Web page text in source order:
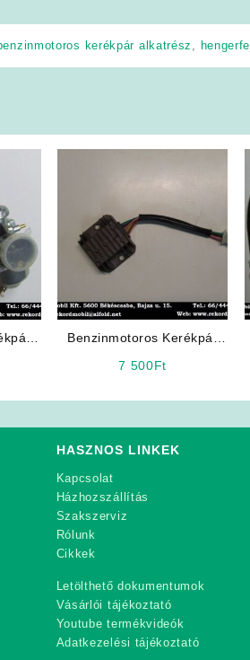
kerékpár alkatrész
Benzinmotoros Kerékpár
7 500Ft
HASZNOS LINKEK
Kapcsolat
Házhozszállítás
Szakszerviz
Rólunk
Cikkek
Letölthető dokumentumok
Vásárlói tájékoztató
Youtube termékvideók
Adatkezelési tájékoztató